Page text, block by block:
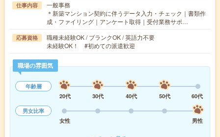
仕事内容
一般事務
＊新築マンション契約に伴うデータ入力・チェック｜書類作
成・ファイリング｜アンケート取得｜受付業務サポ…
応募資格
職種未経験OK / ブランクOK / 英語力不要
未経験OK！ #初めての派遣歓迎
職場の雰囲気
年齢層
20代
30代 40代 50代
60代
男女比率
女性
男性